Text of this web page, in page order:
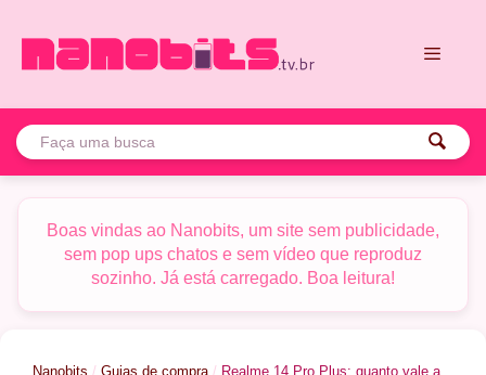
para
Boas vindas ao Nanobits, um site sem publicidade,
sem pop ups chatos e sem vídeo que reproduz
sozinho. Já está carregado. Boa leitura!
Nanobits / Guias de compra/ Realme 14 Pro Plus: quanto vale a